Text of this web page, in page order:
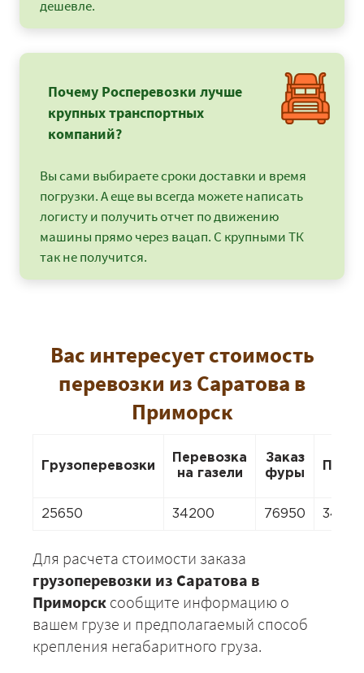
дешевле.
Почему Росперевозки лучше
крупных транспортных
компаний?
Вы сами выбираете сроки доставки и время
погрузки. А еще вы всегда можете написать
логисту и получить отчет по движению
машины прямо через вацап. С крупными ТК
так не получится.
Вас интересует стоимость
перевозки из Саратова в
Приморск
Грузоперевозки
Перевозка
на газели
Заказ
фуры
25650 34200 76950 34200
Для расчета стоимости заказа
грузоперевозки из Саратова в
Приморск сообщите информацию о
вашем грузе и предполагаемый способ
крепления негабаритного груза.